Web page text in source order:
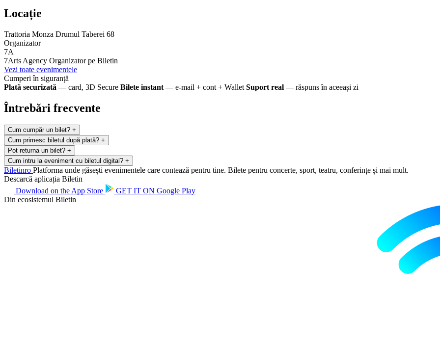
Locație
Trattoria Monza Drumul Taberei 68
Organizator
7A
7Arts Agency Organizator pe Biletin
Vezi toate evenimentele
Cumperi în siguranță
Plată securizată — card, 3D Secure Bilete instant — e-mail + cont + Wallet Suport real — răspuns în aceeași zi
Întrebări frecvente
Cum cumpăr un bilet? +
Cum primesc biletul după plată? +
Pot returna un bilet? +
Cum intru la eveniment cu biletul digital? +
Biletinro Platforma unde găsești evenimentele care contează pentru tine. Bilete pentru concerte, sport, teatru, conferințe și mai mult.
Descarcă aplicația Biletin
Download on the App Store GET IT ON Google Play
Din ecosistemul Biletin